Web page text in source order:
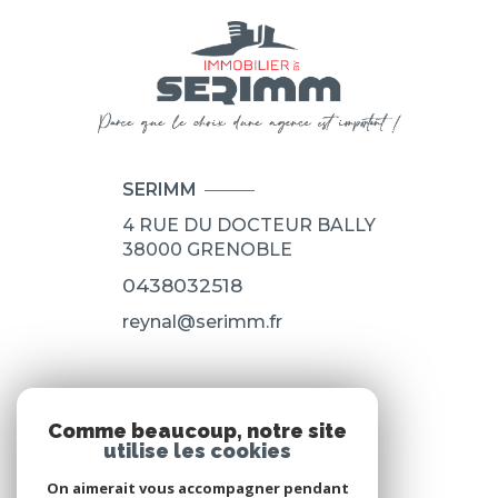
SERIMM
4 RUE DU DOCTEUR BALLY
38000 GRENOBLE
0438032518
reynal@serimm.fr
Nous suivre
Comme beaucoup, notre site
utilise les cookies
On aimerait vous accompagner pendant